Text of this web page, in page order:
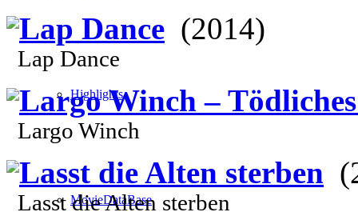
Highlights
MovieDataBase
Lap Dance (2014)
Lap Dance
Largo Winch –
Largo Winch
Lasst die Alten sterben
Lasst die Alten sterben